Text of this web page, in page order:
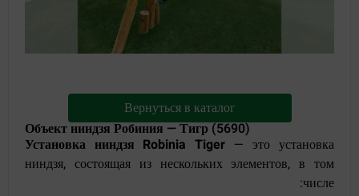
Вернуться в каталог
Объект ниндзя Робиния — Тигр (5690)
Установка ниндзя Robinia Tiger — это установка
ниндзя, состоящая из нескольких элементов, в том
числе: